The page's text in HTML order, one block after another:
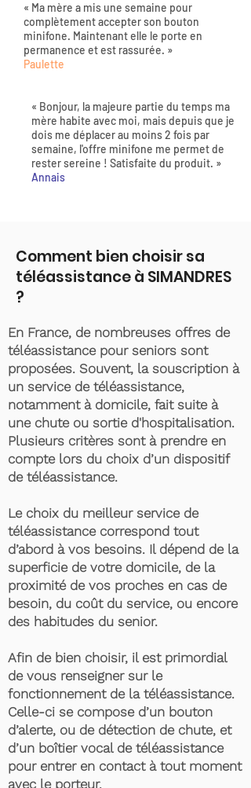
« Ma mère a mis une semaine pour
complètement accepter son bouton
minifone. Maintenant elle le porte en
permanence et est rassurée. »
Paulette
« Bonjour, la majeure partie du temps ma
mère habite avec moi, mais depuis que je
dois me déplacer au moins 2 fois par
semaine, l'offre minifone me permet de
rester sereine ! Satisfaite du produit. »
Annais
Comment bien choisir sa
téléassistance à SIMANDRES
?
En France, de nombreuses offres de
téléassistance pour seniors sont
proposées. Souvent, la souscription à
un service de téléassistance,
notamment à domicile, fait suite à
une chute ou sortie d'hospitalisation.
Plusieurs critères sont à prendre en
compte lors du choix d’un dispositif
de téléassistance.
Le choix du meilleur service de
téléassistance correspond tout
d’abord à vos besoins. Il dépend de la
superficie de votre domicile, de la
proximité de vos proches en cas de
besoin, du coût du service, ou encore
des habitudes du senior.
Afin de bien choisir, il est primordial
de vous renseigner sur le
fonctionnement de la téléassistance.
Celle-ci se compose d’un bouton
d’alerte, ou de détection de chute, et
d’un boîtier vocal de téléassistance
pour entrer en contact à tout moment
avec le porteur.